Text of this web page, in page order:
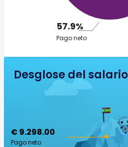
57.9%
Pago neto
Desglose del salario
€ 9.298.00
Pago neto